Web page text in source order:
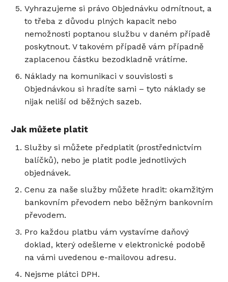
Vyhrazujeme si právo Objednávku odmítnout, a
to třeba z důvodu plných kapacit nebo
nemožnosti poptanou službu v daném případě
poskytnout. V takovém případě vám případně
zaplacenou částku bezodkladně vrátíme.
Náklady na komunikaci v souvislosti s
Objednávkou si hradíte sami – tyto náklady se
nijak neliší od běžných sazeb.
Jak můžete platit
Služby si můžete předplatit (prostřednictvím
balíčků), nebo je platit podle jednotlivých
objednávek.
Cenu za naše služby můžete hradit: okamžitým
bankovním převodem nebo běžným bankovním
převodem.
Pro každou platbu vám vystavíme daňový
doklad, který odešleme v elektronické podobě
na vámi uvedenou e-mailovou adresu.
Nejsme plátci DPH.